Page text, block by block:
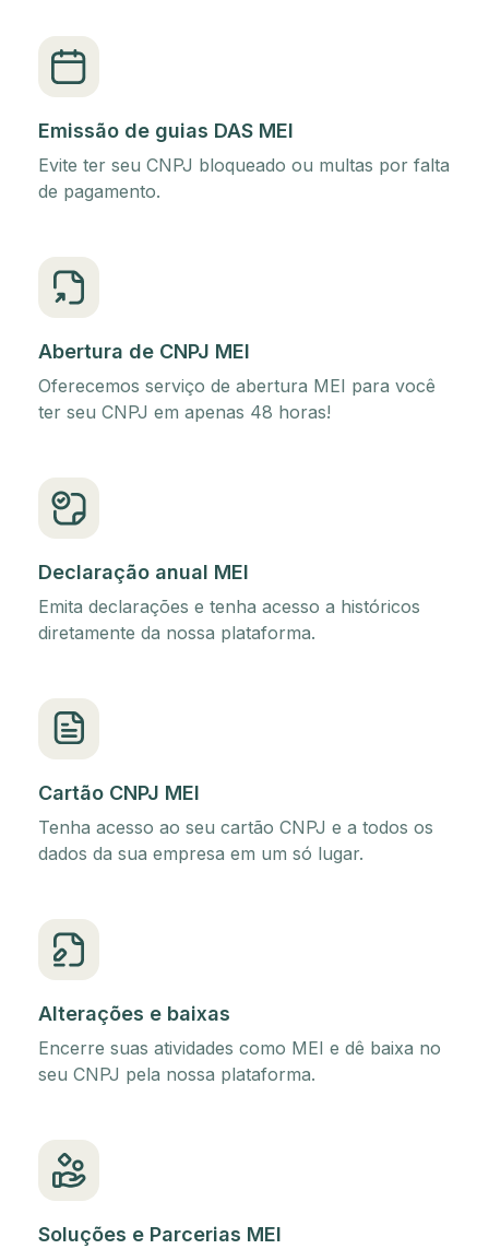
Emissão de guias DAS MEI
Evite ter seu CNPJ bloqueado ou multas por falta
de pagamento.
Abertura de CNPJ MEI
Oferecemos serviço de abertura MEI para você
ter seu CNPJ em apenas 48 horas!
Declaração anual MEI
Emita declarações e tenha acesso a históricos
diretamente da nossa plataforma.
Cartão CNPJ MEI
Tenha acesso ao seu cartão CNPJ e a todos os
dados da sua empresa em um só lugar.
Alterações e baixas
Encerre suas atividades como MEI e dê baixa no
seu CNPJ pela nossa plataforma.
Soluções e Parcerias MEI